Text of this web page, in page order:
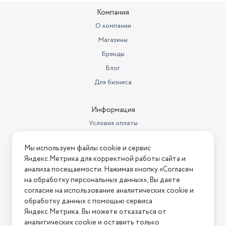
реверс, реверс, регулировка
частоты вращения
Компания
О компании
Магазины
Бренды
Блог
Для бизнеса
Информация
Условия оплаты
Условия возврата
Нашли ошибку на сайте? Напишите нам
2026 © Интернет-магазин "АстМаркет". У нас есть всё!
Политика конфиденциальности
Мы используем файлы cookie и сервис
Яндекс.Метрика для корректной работы сайта и
анализа посещаемости. Нажимая кнопку «Согласен
на обработку персональных данных», Вы даете
согласие на использование аналитических cookie и
обработку данных с помощью сервиса
Яндекс.Метрика. Вы можете отказаться от
аналитических cookie и оставить только